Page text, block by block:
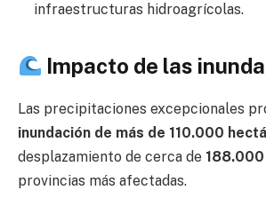
infraestructuras hidroagrícolas.
Impacto de las
Las precipitaciones excepcionales
inundación de más de 110.000
desplazamiento de cerca de
provincias más afectadas.